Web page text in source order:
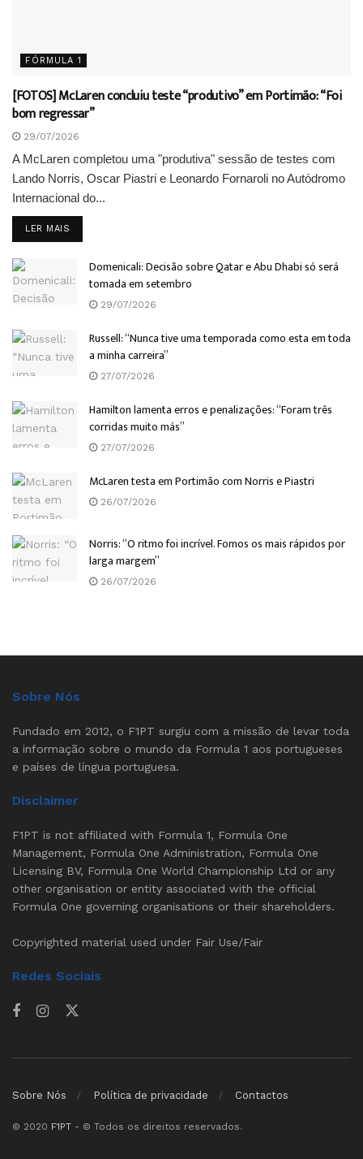
FÓRMULA 1
[FOTOS] McLaren concluiu teste “produtivo” em Portimão: “Foi
bom regressar”
29/07/2026
A McLaren completou uma "produtiva" sessão de testes com
Lando Norris, Oscar Piastri e Leonardo Fornaroli no Autódromo
Internacional do...
LER MAIS
Domenicali: Decisão sobre Qatar e Abu Dhabi só será
tomada em setembro
29/07/2026
Russell: “Nunca tive uma temporada como esta em toda
a minha carreira”
27/07/2026
Hamilton lamenta erros e penalizações: “Foram três
corridas muito más”
27/07/2026
McLaren testa em Portimão com Norris e Piastri
26/07/2026
Norris: “O ritmo foi incrível. Fomos os mais rápidos por
larga margem”
26/07/2026
Sobre Nós
Fundado em 2012, o F1PT surgiu com a missão de levar toda
a informação sobre o mundo da Formula 1 aos portugueses
e países de língua portuguesa.
Disclaimer
F1PT is not affiliated with Formula 1, Formula One
Management, Formula One Administration, Formula One
Licensing BV, Formula One World Championship Ltd or any
other organisation or entity associated with the official
Formula One governing organisations or their shareholders.
Copyrighted material used under Fair Use/Fair
Redes Sociais
Sobre Nós Política de privacidade Contactos
© 2020 F1PT - © Todos os direitos reservados.